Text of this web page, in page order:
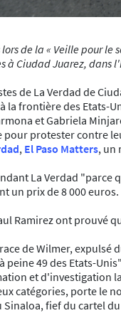
de la « Veille pour
à Ciudad Juarez, dans
de La Verdad de
la frontière des Etats-
et Gabriela
pour protester contre
, El Paso Matters, un
La Verdad "parce
un prix de 8 000
Ramirez ont
de Wilmer,
49 des Etats-
et d'investigation
catégories, porte le
fief du cartel